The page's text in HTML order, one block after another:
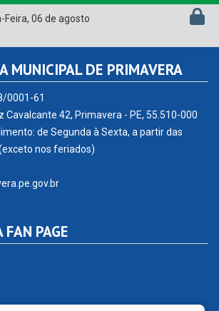
Feira, 06 de agosto
MUNICIPAL DE PRIMAVERA
0001-61
Cavalcante 42, Primavera - PE, 55.510-000
de Segunda à Sexta, a partir das
nos feriados)
FAN PAGE